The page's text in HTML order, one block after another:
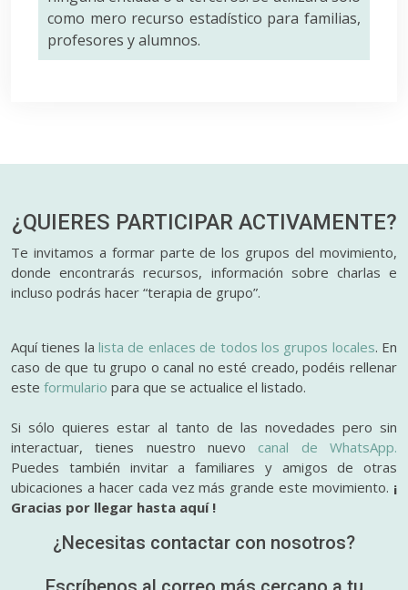
como mero recurso estadístico para familias,
profesores y alumnos.
¿QUIERES PARTICIPAR ACTIVAMENTE?
Te invitamos a formar parte de los grupos del movimiento,
donde encontrarás recursos, información sobre charlas e
incluso podrás hacer “terapia de grupo”.
Aquí tienes lalista de enlaces de todos los grupos locales. En
caso de que tu grupo o canal no esté creado, podéis rellenar
este formulario para que se actualice el listado.
Si sólo quieres estar al tanto de las novedades pero sin
interactuar, tienes nuestro nuevo canal de WhatsApp.
Puedes también invitar a familiares y amigos de otras
ubicaciones a hacer cada vez más grande este movimiento. ¡
Gracias por llegar hasta aquí !
¿Necesitas contactar con nosotros?